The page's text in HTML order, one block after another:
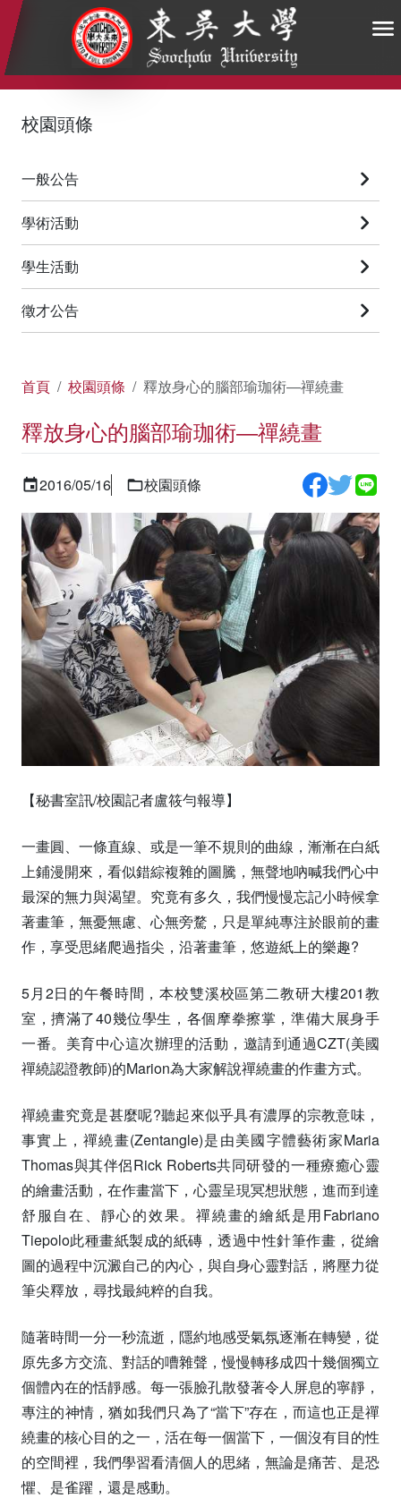
:::
校園頭條
一般公告
學術活動
學生活動
徵才公告
首頁 校園頭條 釋放身心的腦部瑜珈術―禪繞畫
釋放身心的腦部瑜珈術―禪繞畫
2016/05/16 校園頭條
【秘書室訊/校園記者盧筱勻報導】
一畫圓、一條直線、或是一筆不規則的曲線，漸漸在白紙
上鋪漫開來，看似錯綜複雜的圖騰，無聲地吶喊我們心中
最深的無力與渴望。究竟有多久，我們慢慢忘記小時候拿
著畫筆，無憂無慮、心無旁騖，只是單純專注於眼前的畫
作，享受思緒爬過指尖，沿著畫筆，悠遊紙上的樂趣?
5月2日的午餐時間，本校雙溪校區第二教研大樓201教
室，擠滿了40幾位學生，各個摩拳擦掌，準備大展身手
一番。美育中心這次辦理的活動，邀請到通過CZT(美國
禪繞認證教師)的Marion為大家解說禪繞畫的作畫方式。
禪繞畫究竟是甚麼呢?聽起來似乎具有濃厚的宗教意味，
事實上，禪繞畫(Zentangle)是由美國字體藝術家Maria
Thomas與其伴侶Rick Roberts共同研發的一種療癒心靈
的繪畫活動，在作畫當下，心靈呈現冥想狀態，進而到達
舒服自在、靜心的效果。禪繞畫的繪紙是用Fabriano
Tiepolo此種畫紙製成的紙磚，透過中性針筆作畫，從繪
圖的過程中沉澱自己的內心，與自身心靈對話，將壓力從
筆尖釋放，尋找最純粹的自我。
隨著時間一分一秒流逝，隱約地感受氣氛逐漸在轉變，從
原先多方交流、對話的嘈雜聲，慢慢轉移成四十幾個獨立
個體內在的恬靜感。每一張臉孔散發著令人屏息的寧靜，
專注的神情，猶如我們只為了“當下”存在，而這也正是禪
繞畫的核心目的之一，活在每一個當下，一個沒有目的性
的空間裡，我們學習看清個人的思緒，無論是痛苦、是恐
懼、是雀躍，還是感動。